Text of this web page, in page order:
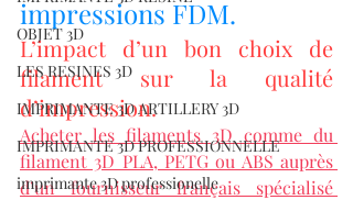
OBJET 3D
LES RESINES 3D
IMPRIMANTE 3D ARTILLERY 3D
IMPRIMANTE 3D PROFESSIONNELLE
imprimante 3D professionelle
impressions FDM.
L’impact d’un bon choix de
filament sur la qualité
d’impression.
Acheter les filaments 3D comme du
filament 3D PLA, PETG ou ABS auprès
d’un fournisseur français spécialisé